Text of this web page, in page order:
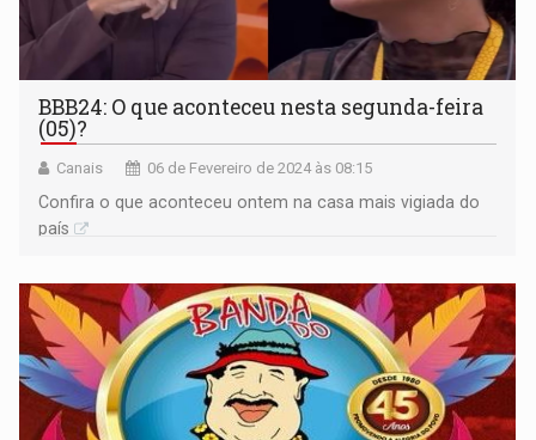
BBB24: O que aconteceu nesta segunda-feira
(05)?
Canais 06 de Fevereiro de 2024 às 08:15
Confira o que aconteceu ontem na casa mais vigiada do
país